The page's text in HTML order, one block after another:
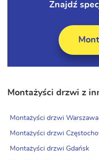
Znajdź
Montażyści drzwi z
Montażyści drzwi Warszawa
Montażyści drzwi
Montażyści drzwi Gdańsk